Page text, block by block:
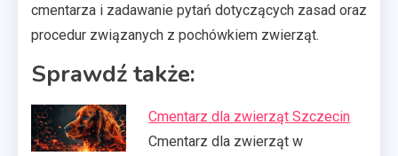
cmentarza i zadawanie pytań dotyczących zasad oraz
procedur związanych z pochówkiem zwierząt.
Sprawdź także:
Cmentarz dla zwierząt Szczecin
Cmentarz dla zwierząt w